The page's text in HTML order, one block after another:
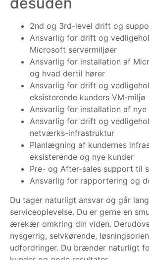
2nd og 3rd-level drift og
Ansvarlig for drift og
Microsoft servermiljøer
Ansvarlig for installation af
og hvad dertil hører
Ansvarlig for drift og
eksisterende kunders VM-miljø
Ansvarlig for installation af
Ansvarlig for drift og
netværks-infrastruktur
Planlægning af kundernes
eksisterende og nye kunder
Pre- og After-sales support til
Ansvarlig for rapportering og
Du tager naturligt ansvar og går
serviceoplevelse. Du er gerne en
ærekær omkring din viden.
nysgerrig, selvkørende,
udfordringer. Du brænder naturligt